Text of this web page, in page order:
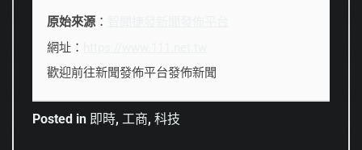
原始來源 ：
網址：
歡迎前往新聞發佈平台發佈新聞
Posted in 即時, 工商, 科技